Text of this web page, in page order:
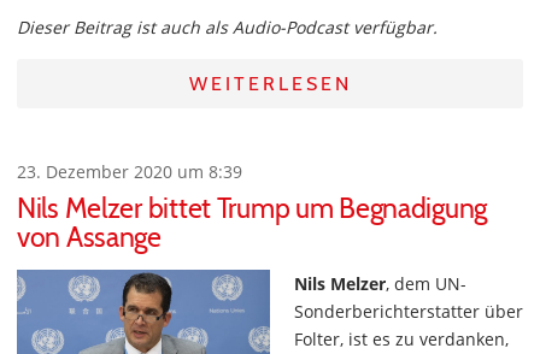
Dieser Beitrag ist auch als Audio-Podcast verfügbar.
WEITERLESEN
23. Dezember 2020 um 8:39
Nils Melzer bittet Trump um Begnadigung
von Assange
Nils Melzer, dem UN-
Sonderberichterstatter über
Folter, ist es zu verdanken,